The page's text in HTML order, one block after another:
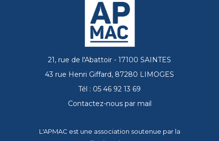
21, rue de l'Abattoir - 17100 SAINTES
43 rue Henri Giffard, 87280 LIMOGES
Tél : 05 46 92 13 69
Contactez-nous par mail
L'APMAC est une association soutenue par la